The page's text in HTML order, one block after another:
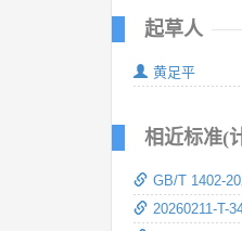
起草人
黄足平
相近标准(
GB/T 1402-
20260211-T-